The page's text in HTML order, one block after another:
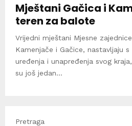
Mještani Gačica i
teren za balote
Vrijedni mještani Mjesne
Kamenjače i Gačice, nastavljaju
uređenja i unapređenja svog
su još jedan...
Pretraga